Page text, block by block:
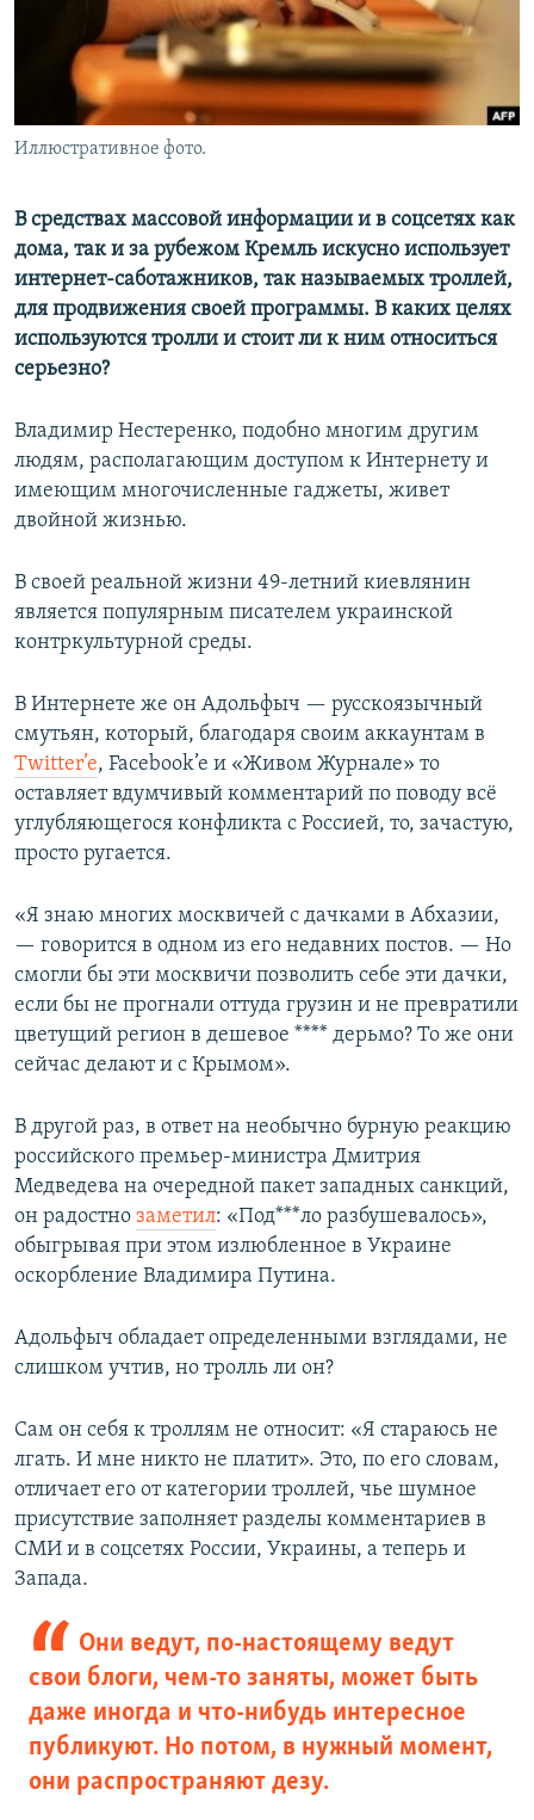
Иллюстративное фото.
В средствах массовой информации и в соцсетях как
дома, так и за рубежом Кремль искусно использует
интернет-саботажников, так называемых троллей,
для продвижения своей программы. В каких целях
используются тролли и стоит ли к ним относиться
серьезно?
Владимир Нестеренко, подобно многим другим
людям, располагающим доступом к Интернету и
имеющим многочисленные гаджеты, живет
двойной жизнью.
В своей реальной жизни 49-летний киевлянин
является популярным писателем украинской
контркультурной среды.
В Интернете же он Адольфыч — русскоязычный
смутьян, который, благодаря своим аккаунтам в
Twitter’e, Facebook’e и «Живом Журнале» то
оставляет вдумчивый комментарий по поводу всё
углубляющегося конфликта с Россией, то, зачастую,
просто ругается.
«Я знаю многих москвичей с дачками в Абхазии,
— говорится в одном из его недавних постов. — Но
смогли бы эти москвичи позволить себе эти дачки,
если бы не прогнали оттуда грузин и не превратили
цветущий регион в дешевое **** дерьмо? То же они
сейчас делают и с Крымом».
В другой раз, в ответ на необычно бурную реакцию
российского премьер-министра Дмитрия
Медведева на очередной пакет западных санкций,
он радостно заметил: «Под***ло разбушевалось»,
обыгрывая при этом излюбленное в Украине
оскорбление Владимира Путина.
Адольфыч обладает определенными взглядами, не
слишком учтив, но тролль ли он?
Сам он себя к троллям не относит: «Я стараюсь не
лгать. И мне никто не платит». Это, по его словам,
отличает его от категории троллей, чье шумное
присутствие заполняет разделы комментариев в
СМИ и в соцсетях России, Украины, а теперь и
Запада.
Они ведут, по-настоящему ведут
свои блоги, чем-то заняты, может быть
даже иногда и что-нибудь интересное
публикуют. Но потом, в нужный момент,
они распространяют дезу.